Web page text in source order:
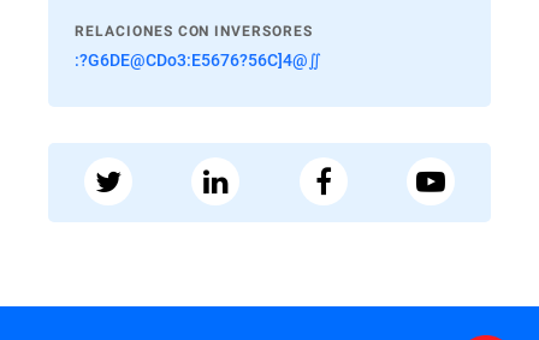
RELACIONES CON INVERSORES
:?G6DE@CDo3:E5676?56C]4@∬